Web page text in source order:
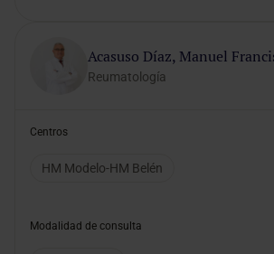
Acasuso Díaz, Manuel
Reumatología
Centros
HM Modelo-HM Belén
Modalidad de consulta